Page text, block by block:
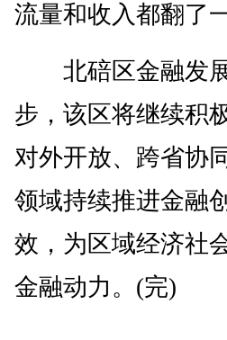
流量和收入都翻了
北碚区金融发展
步，该区将继续积
对外开放、跨省协
领域持续推进金融
效，为区域经济社
金融动力。(完)